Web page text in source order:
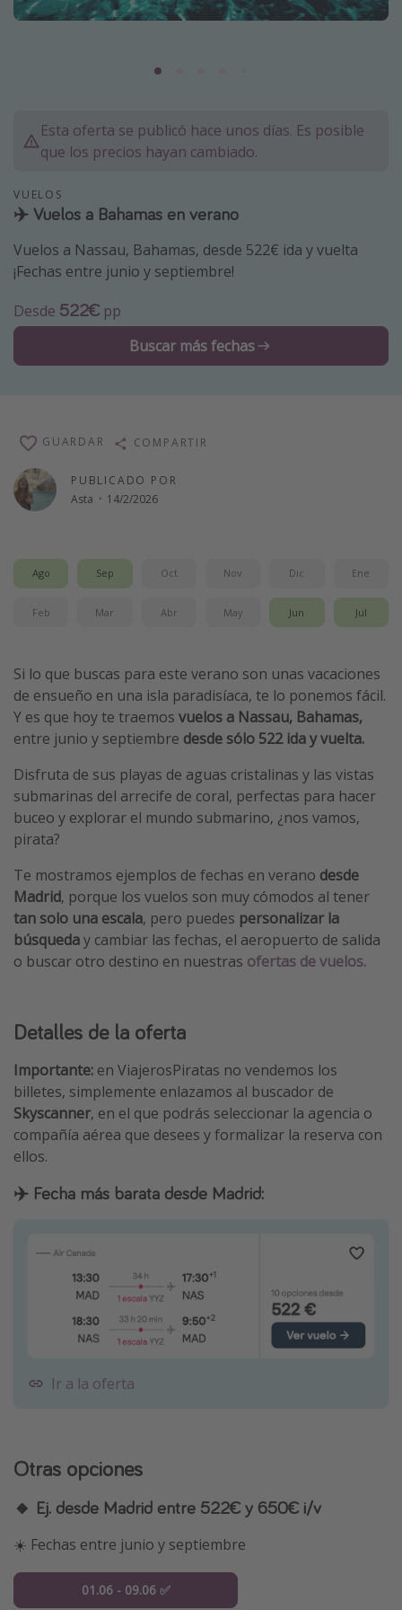
Marruecos
Maldivas
Albania
Inspiración para viajes
Camping
Glamping
Viajes en tren
Viajar sola como mujer
Ofertas para Vacaciones Activas
Viajes para singles
Escapadas románticas
Trabajar en el extranjero
Parques de atracciones
Viaja con musicales
El Rey León el musical
Harry Potter en Londres y otros destinos
Eventos deportivos
Esta oferta se publicó hace unos días. Es posible
que los precios hayan cambiado.
VUELOS
✈️ Vuelos a Bahamas en verano
Vuelos a Nassau, Bahamas, desde 522€ ida y vuelta
¡Fechas entre junio y septiembre!
Desde 522€ pp
Buscar más fechas
PUBLICADO POR
Asta · 14/2/2026
GUARDAR COMPARTIR
Ago Sep Oct Nov Dic Ene
Feb Mar Abr May Jun Jul
Si lo que buscas para este verano son unas vacaciones
de ensueño en una isla paradisíaca, te lo ponemos fácil.
Y es que hoy te traemos vuelos a Nassau, Bahamas,
entre junio y septiembre desde sólo 522 ida y vuelta.
Disfruta de sus playas de aguas cristalinas y las vistas
submarinas del arrecife de coral, perfectas para hacer
buceo y explorar el mundo submarino, ¿nos vamos,
pirata?
Te mostramos ejemplos de fechas en verano desde
Madrid, porque los vuelos son muy cómodos al tener
tan solo una escala, pero puedes personalizar la
búsqueday cambiar las fechas, el aeropuerto de salida
o buscar otro destino en nuestras ofertas de vuelos.
Detalles de la oferta
Importante: en ViajerosPiratas no vendemos los
billetes, simplemente enlazamos al buscador de
Skyscanner, en el que podrás seleccionar la agencia o
compañía aérea que desees y formalizar la reserva con
ellos.
✈️ Fecha más barata desde Madrid:
Ir a la oferta
Otras opciones
🔸 Ej. desde Madrid entre 522€ y 650€ i/v
☀️ Fechas entre junio y septiembre
01.06 - 09.06 ✅